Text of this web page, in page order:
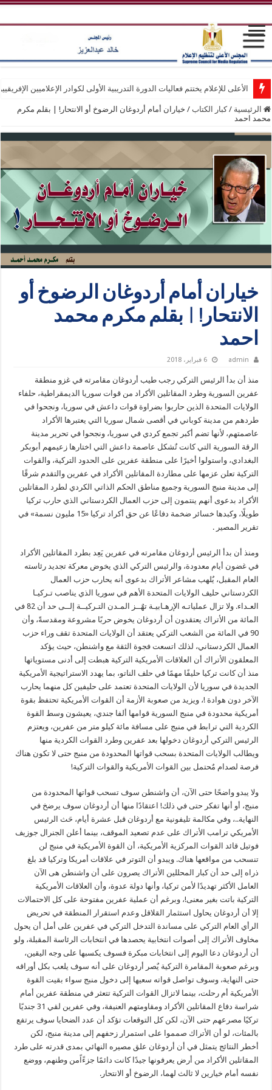
الأعلى للإعلام يختتم فعاليات الدورة التدريبية الأولى لكوادر الإعلاميين
الرئيسية / كبار الكتاب / خياران أمام أردوغان الرضوخ أو الانتحار! | بقلم مكرم
محمد احمد
خياران أمام أردوغان الرضوخ أو
الانتحار! | بقلم مكرم محمد
احمد
admin 6 فبراير، 2018
منذ أن بدأ الرئيس التركي رجب طيب أردوغان مقامرته في غزو منطقة
عفرين السورية وطرد المقاتلين الأكراد من قوات سوريا الديمقراطية، حلفاء
الولايات المتحدة الذين حاربوا بضراوة قوات داعش في سوريا، ونجحوا في
طردهم من مدينة كوباني في أقصى شمال سوريا التي يعتبرها الأكراد
عاصمتهم، لأنها تضم أكبر تجمع كردي في سوريا، ونجحوا في تحرير مدينة
الرقة السورية التي كانت تٌشكل عاصمة داعش التي اختارها زعيمهم أبوبكر
البغدادي، واستولوا أخيرًا على منطقة عفرين على الحدود التركية، والقوات
التركية تعلن عزمها على مطاردة المقاتلين الأكراد في عفرين والتقدم شرقًا
إلى مدينة منبج السورية وجميع مناطق الحكم الذاتي الكردي لطرد المقاتلين
الأكراد بدعوى أنهم ينتمون إلى حزب العمال الكردستاني الذي حارب تركيا
طويلًا، وكبدها خسائر ضخمة دفاعًا عن حق أكراد تركيا «15 مليون نسمة» في
تقرير المصير .
ومنذ أن بدأ الرئيس أردوغان مقامرته في عفرين يَعِد بطرد المقاتلين الأكراد
في غضون أيام معدودة، والرئيس التركي الذي يخوض معركة تجديد رئاسته
العام المقبل، يٌلهب مشاعر الأتراك بدعوى أنه يحارب حزب العمال
الكردستاني حليف الولايات المتحدة الأهم في سوريا الذي يناصب تـركيـا
العـداء. ولا تزال عملياتـه الإرهـابيـة تهٌــز المـدن التـركيــة إلــى حد أن 82 في
المائة من الأتراك يعتقدون أن أردوغان يخوض حربًا مشروعة ومقدسةً، وأن
90 في المائة من الشعب التركي يعتقد أن الولايات المتحدة تقف وراء حزب
العمال الكردستاني، لذلك اتسعت فجوة الثقة مع واشنطن، حيث يؤكد
المعلقون الأتراك أن العلاقات الأمريكية التركية هبطت إلى أدنى مستوياتها
منذ أن كانت تركيا حليفًا مهمًا في حلف الناتو، بما يهدد الاستراتيجية الأمريكية
الجديدة في سوريا لأن الولايات المتحدة تعتمد على حليفين كل منهما يحارب
الآخر دون هوادة !، ويزيد من صعوبة الأزمة أن القوات الأمريكية تحتفظ بقوة
أمريكية محدودة في منبج السورية قوامها ألفا جندي، يعيشون وسط القوة
الكردية التي ترابط في منبج على مسافة مائة كيلو متر من عفرين، ويعتزم
الرئيس التركي أردوغان دخولها بعد عفرين وطرد القوات الكردية منها
ويطالب الولايات المتحدة بسحب قواتها المحدودة من منبج حتى لا تكون هناك
فرصة لصدام مٌحتمل بين القوات الأمريكية والقوات التركية!
ولا يبدو واضحًا حتى الآن، أن واشنطن سوف تسحب قواتها المحدودة من
منبج، أو أنها تفكر حتى في ذلك! اعتقادًا منها أن أردوغان سوف يرضخ في
النهاية..، وفي مكالمة تليفونية مع أردوغان قبل عشرة أيام، حَث الرئيس
الأمريكي ترامب الأتراك على عدم تصعيد الموقف، بينما أعلن الجنرال جوزيف
فوتيل قائد القوات المركزية الأمريكية، أن القوة الأمريكية في منبج لن
تنسحب من مواقعها هناك. ويبدو أن التوتر في علاقات أمريكا وتركيا قد بلغ
ذراه إلى حد أن كبار المحللين الأتراك يصرون على أن واشنطن هى الآن
العامل الأكثر تهديدًا لأمن تركيا، وأنها دولة عدوة، وأن العلاقات الأمريكية
التركية باتت بغير معنى!، وبرغم أن عملية عفرين مفتوحة على كل الاحتمالات
إلا أن أردوغان يحاول استثمار القلاقل وعدم استقرار المنطقة في تحريض
الرأي العام التركي على مساندة التدخل التركي في عفرين على أمل أن يحول
مخاوف الأتراك إلى أصوات انتخابية يحصدها في انتخابات الرئاسة المقبلة، ولو
أن أردوغان دعا اليوم إلى انتخابات مبكرة فسوف يكسبها على وجه اليقين،
وبرغم صعوبة المقامرة التركية يٌصر أردوغان على أنه سوف يلعب بكل أوراقه
حتى النهاية، وسوف تواصل قواته سعيها إلى دخول منبج سواء بقيت القوة
الأمريكية أم رحلت، بينما لاتزال القوات التركية تتعثر في منطقة عفرين أمام
شراسة دفاع المقاتلين الأكراد ومقاومتهم العنيفة، وفي عفرين لقي 31 جنديًا
تركيًا مصرعهم حتى الآن، لكن كل التوقعات تؤكد أن عدد الضحايا سوف يرتفع
بالمئات، لو أن الأتراك صمموا على استمرار زحفهم إلى مدينة منبج، لكن
أخطر النتائج يتمثل في أن أردوغان علق مصيره النهائي بمدى قدرته على طرد
المقاتلين الأكراد من أرض يعرفونها جيدًا كانت دائمًا جزءًاًمن وطنهم، ووضع
نفسه أمام خيارين لا ثالث لهما، الرضوخ أو الانتحار.